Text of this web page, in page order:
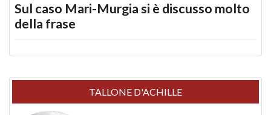
Sul caso Mari-Murgia si è discusso molto
della frase
TALLONE D'ACHILLE